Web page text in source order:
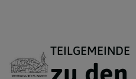
TEILGEMEINDE
zu